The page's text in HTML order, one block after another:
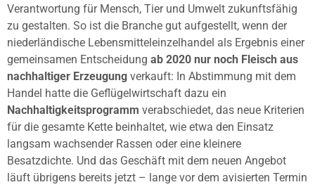
Verantwortung für Mensch, Tier und Umwelt zukunftsfähig
zu gestalten. So ist die Branche gut aufgestellt, wenn der
niederländische Lebensmitteleinzelhandel als Ergebnis einer
gemeinsamen Entscheidung ab 2020 nur noch Fleisch aus
nachhaltiger Erzeugung verkauft: In Abstimmung mit dem
Handel hatte die Geflügelwirtschaft dazu ein
Nachhaltigkeitsprogramm verabschiedet, das neue Kriterien
für die gesamte Kette beinhaltet, wie etwa den Einsatz
langsam wachsender Rassen oder eine kleinere
Besatzdichte. Und das Geschäft mit dem neuen Angebot
läuft übrigens bereits jetzt – lange vor dem avisierten Termin